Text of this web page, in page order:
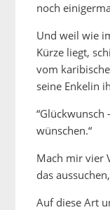
noch
Und weil wie
Kürze liegt,
vom
seine Enkelin
“Glückwunsch
wünschen.“
Mach mir vier
das
Auf diese Art